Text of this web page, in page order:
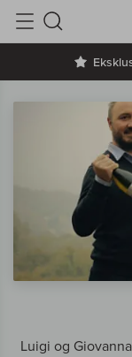
Søg
Luigi og